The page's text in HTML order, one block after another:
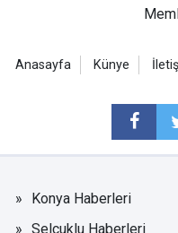
Anasayfa Künye
Konya Haberleri
Selçuklu Haberleri